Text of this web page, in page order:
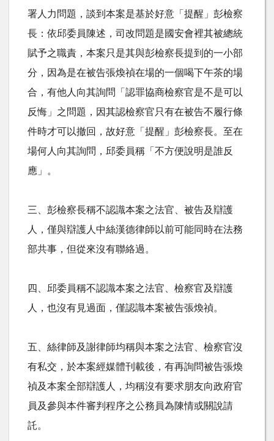
署人力問題，談到本案是基於好意「提醒」彭檢察
長：依邱委員陳述，司改問題是國安會裡其被總統
賦予之職責，本案只是其與彭檢察長提到的一小部
分，因為是在被告張煥禎在場的一個喝下午茶的場
合，有他人向其詢問「認罪協商檢察官是不是可以
反悔」之問題，因其認檢察官只有在被告不履行條
件時才可以撤回，故好意「提醒」彭檢察長。至在
場何人向其詢問，邱委員稱「不方便說明是誰反
應」。
三、彭檢察長稱不認識本案之法官、被告及辯護
人，僅與辯護人中絲漢德律師以前可能同時在法務
部共事，但從來沒有聯絡過。
四、邱委員稱不認識本案之法官、檢察官及辯護
人，也沒有見過面，僅認識本案被告張煥禎。
五、絲律師及謝律師均稱與本案之法官、檢察官沒
有私交，於本案經媒體刊載後，有再詢問被告張煥
禎及本案全部辯護人，均稱沒有要求朋友向政府官
員及參與本件審判程序之公務員為陳情或關說請
託。